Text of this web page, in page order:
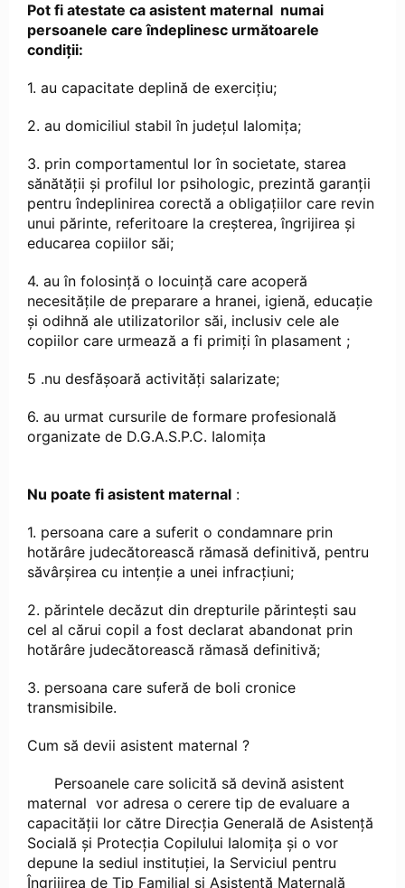
Pot fi atestate ca asistent maternal numai
persoanele care îndeplinesc următoarele
condiţii:
1. au capacitate deplină de exerciţiu;
2. au domiciliul stabil în județul Ialomița;
3. prin comportamentul lor în societate, starea
sănătăţii şi profilul lor psihologic, prezintă garanţii
pentru îndeplinirea corectă a obligaţiilor care revin
unui părinte, referitoare la creşterea, îngrijirea şi
educarea copiilor săi;
4. au în folosinţă o locuinţă care acoperă
necesităţile de preparare a hranei, igienă, educaţie
şi odihnă ale utilizatorilor săi, inclusiv cele ale
copiilor care urmează a fi primiţi în plasament ;
5 .nu desfăşoară activităţi salarizate;
6. au urmat cursurile de formare profesională
organizate de D.G.A.S.P.C. Ialomița
Nu poate fi asistent maternal :
1. persoana care a suferit o condamnare prin
hotărâre judecătorească rămasă definitivă, pentru
săvârşirea cu intenţie a unei infracţiuni;
2. părintele decăzut din drepturile părinteşti sau
cel al cărui copil a fost declarat abandonat prin
hotărâre judecătorească rămasă definitivă;
3. persoana care suferă de boli cronice
transmisibile.
Cum să devii asistent maternal ?
Persoanele care solicită să devină asistent
maternal vor adresa o cerere tip de evaluare a
capacităţii lor către Direcţia Generală de Asistenţă
Socială şi Protecţia Copilului Ialomița şi o vor
depune la sediul instituţiei, la Serviciul pentru
Îngrijirea de Tip Familial și Asistență Maternală